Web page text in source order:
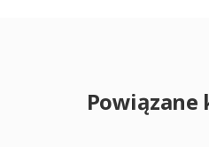
Powiązane